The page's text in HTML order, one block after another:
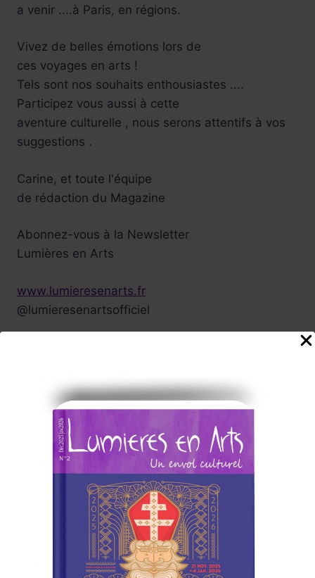
a venir ....à Paris, en régions.
Vivez de belles émotions lors de
ces voyages en arts !
Tels sont nos souhaits enthousiastes ....
Participez vous aussi à cette
aventure culturelle , nous serons attentifs à vos
suggestions .
Carine, et toute l'équipe
de rédaction du Magazine
Abonnez-vous à la Newsletter
Lumières en Arts
www.lumieresenarts.fr
@lumieresenartsofficiel
d'albums/films/livres/expos/événements coup de cœur à
consommer sans modération, ici et/ou
Nos Annonceurs !